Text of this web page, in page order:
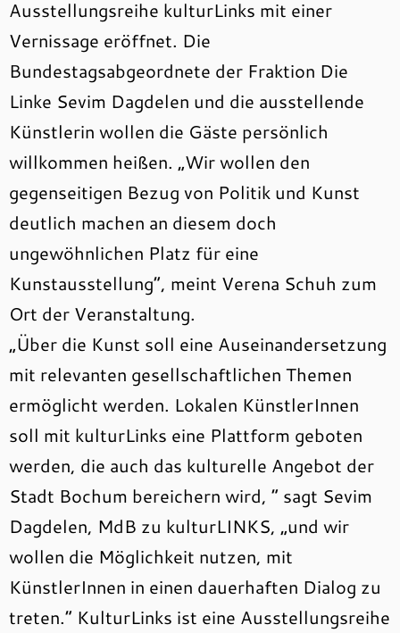
Ausstellungsreihe kulturLinks mit einer
Vernissage eröffnet. Die
Bundestagsabgeordnete der Fraktion Die
Linke Sevim Dagdelen und die ausstellende
Künstlerin wollen die Gäste persönlich
willkommen heißen. „Wir wollen den
gegenseitigen Bezug von Politik und Kunst
deutlich machen an diesem doch
ungewöhnlichen Platz für eine
Kunstausstellung“, meint Verena Schuh zum
Ort der Veranstaltung.
„Über die Kunst soll eine Auseinandersetzung
mit relevanten gesellschaftlichen Themen
ermöglicht werden. Lokalen KünstlerInnen
soll mit kulturLinks eine Plattform geboten
werden, die auch das kulturelle Angebot der
Stadt Bochum bereichern wird, “ sagt Sevim
Dagdelen, MdB zu kulturLINKS, „und wir
wollen die Möglichkeit nutzen, mit
KünstlerInnen in einen dauerhaften Dialog zu
treten.“ KulturLinks ist eine Ausstellungsreihe